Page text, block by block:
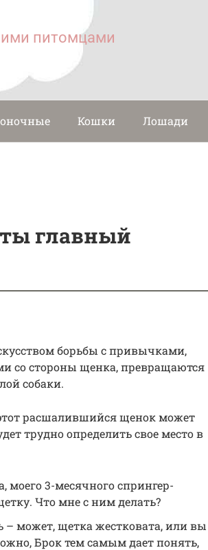
питомцами
Кошки Лошади
ты главный
борьбы с привычками,
со стороны щенка, превращаются
собаки.
расшалившийся щенок может
трудно определить свое место в
моего 3-месячного спрингер-
Что мне с ним делать?
может, щетка жестковата, или вы
Брок тем самым дает понять,